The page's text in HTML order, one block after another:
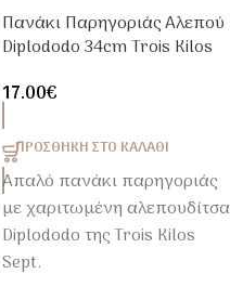
Πανάκι Παρηγοριάς Αλεπού
Diplododo 34cm Trois Kilos
17.00€
ΠΡΟΣΘΉΚΗ ΣΤΟ ΚΑΛΆΘΙ
Απαλό πανάκι παρηγοριάς
με χαριτωμένη αλεπουδίτσα
Diplododo της Trois Kilos
Sept.